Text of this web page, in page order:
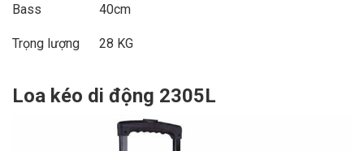
Bass 40cm
Trọng lượng 28 KG
Loa kéo di động 2305L